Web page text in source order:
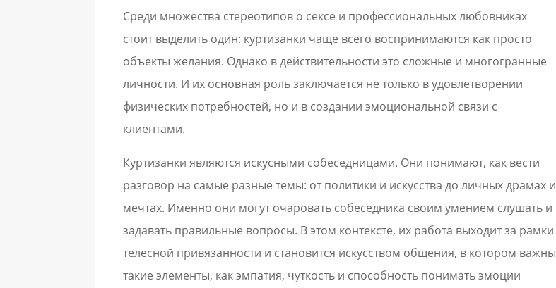
Среди множества стереотипов о сексе и профессиональных любовниках
стоит выделить один: куртизанки чаще всего воспринимаются как просто
объекты желания. Однако в действительности это сложные и многогранные
личности. И их основная роль заключается не только в удовлетворении
физических потребностей, но и в создании эмоциональной связи с
клиентами.
Куртизанки являются искусными собеседницами. Они понимают, как вести
разговор на самые разные темы: от политики и искусства до личных драмах и
мечтах. Именно они могут очаровать собеседника своим умением слушать и
задавать правильные вопросы. В этом контексте, их работа выходит за рамки
телесной привязанности и становится искусством общения, в котором важны
такие элементы, как эмпатия, чуткость и способность понимать эмоции